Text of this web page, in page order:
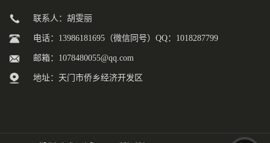
联系人：胡雯丽
电话：13986181695（微信同号）QQ：1018287799
邮箱： 1078480055@qq.com
地址：天门市侨乡经济开发区